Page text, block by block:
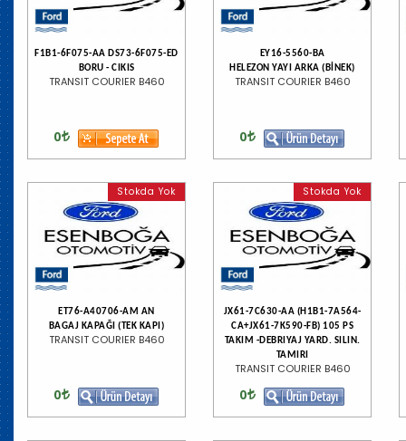
F1B1-6F075-AA DS73-6F075-ED
BORU - CIKIS
TRANSIT COURIER B460
0
EY16-5560-BA
HELEZON YAYI ARKA (BİNEK)
TRANSIT COURIER B460
0
Stokda Yok
ET76-A40706-AM AN
BAGAJ KAPAĞI (TEK KAPI)
TRANSIT COURIER B460
0
Stokda Yok
JX61-7C630-AA (H1B1-7A564-
CA+JX61-7K590-FB) 105 PS
TAKIM -DEBRIYAJ YARD. SILIN.
TAMIRI
TRANSIT COURIER B460
0